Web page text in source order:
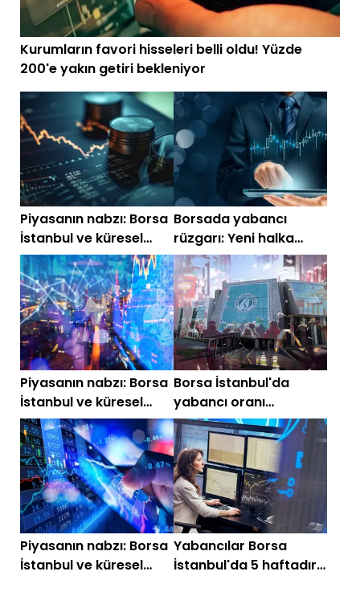
Kurumların favori hisseleri belli oldu! Yüzde
200'e yakın getiri bekleniyor
Piyasanın nabzı: Borsa
İstanbul ve küresel
piyasalarda gün
başlarken (7 Ağustos)
Borsada yabancı
rüzgarı: Yeni halka
arzlar listede
Piyasanın nabzı: Borsa
İstanbul ve küresel
piyasalarda gün
başlarken (29
Temmuz)
Borsa İstanbul'da
yabancı oranı
kesintisiz artan
hisseler!
Piyasanın nabzı: Borsa
İstanbul ve küresel
Yabancılar Borsa
İstanbul'da 5 haftadır